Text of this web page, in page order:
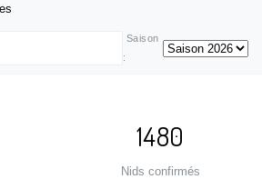
Saison
:
1480
Nids confirmés